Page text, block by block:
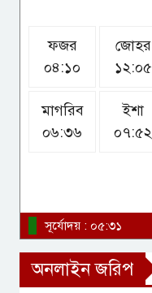
ফজর
০৪:১০
জোহর
১২:০৫
মাগরিব
০৬:৩৬
ইশা
০৭:৫২
সূর্যোদয় : ০৫:৩১
অনলাইন জরিপ